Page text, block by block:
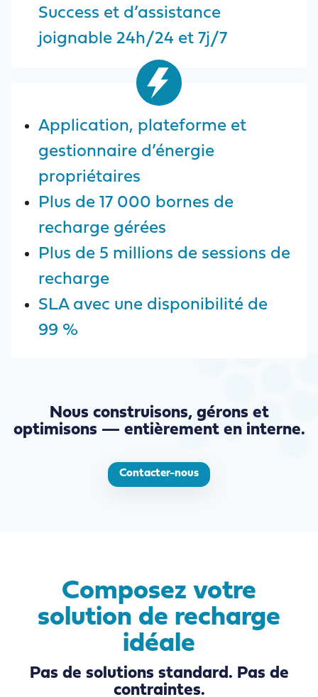
Success et d’assistance
joignable 24h/24 et 7j/7
Application, plateforme et
gestionnaire d’énergie
propriétaires
Plus de 17 000 bornes de
recharge gérées
Plus de 5 millions de sessions de
recharge
SLA avec une disponibilité de
99 %
Nous construisons, gérons et
optimisons — entièrement en interne.
Contacter-nous
Composez votre
solution de recharge
idéale
Pas de solutions standard. Pas de
contraintes.